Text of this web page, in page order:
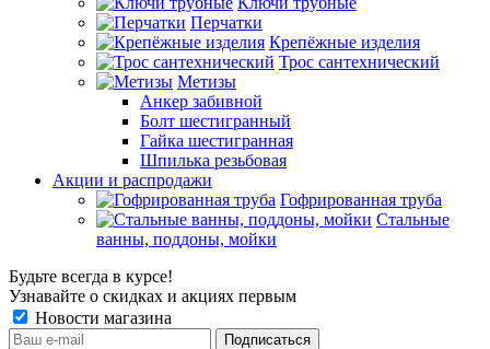
Перчатки
Крепёжные изделия
Трос сантехнический
Метизы
Анкер забивной
Болт шестигранный
Гайка шестигранная
Шпилька резьбовая
Акции и распродажи
Гофрированная труба
Стальные
ванны, поддоны, мойки
Будьте всегда в курсе!
Узнавайте о скидках и акциях первым
Новости магазина